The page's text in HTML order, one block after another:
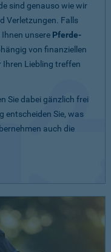
sind genauso wie wir
Verletzungen. Falls
unsere Pferde-
von finanziellen
Ihren Liebling treffen
Sie dabei gänzlich frei
entscheiden Sie, was
auch die